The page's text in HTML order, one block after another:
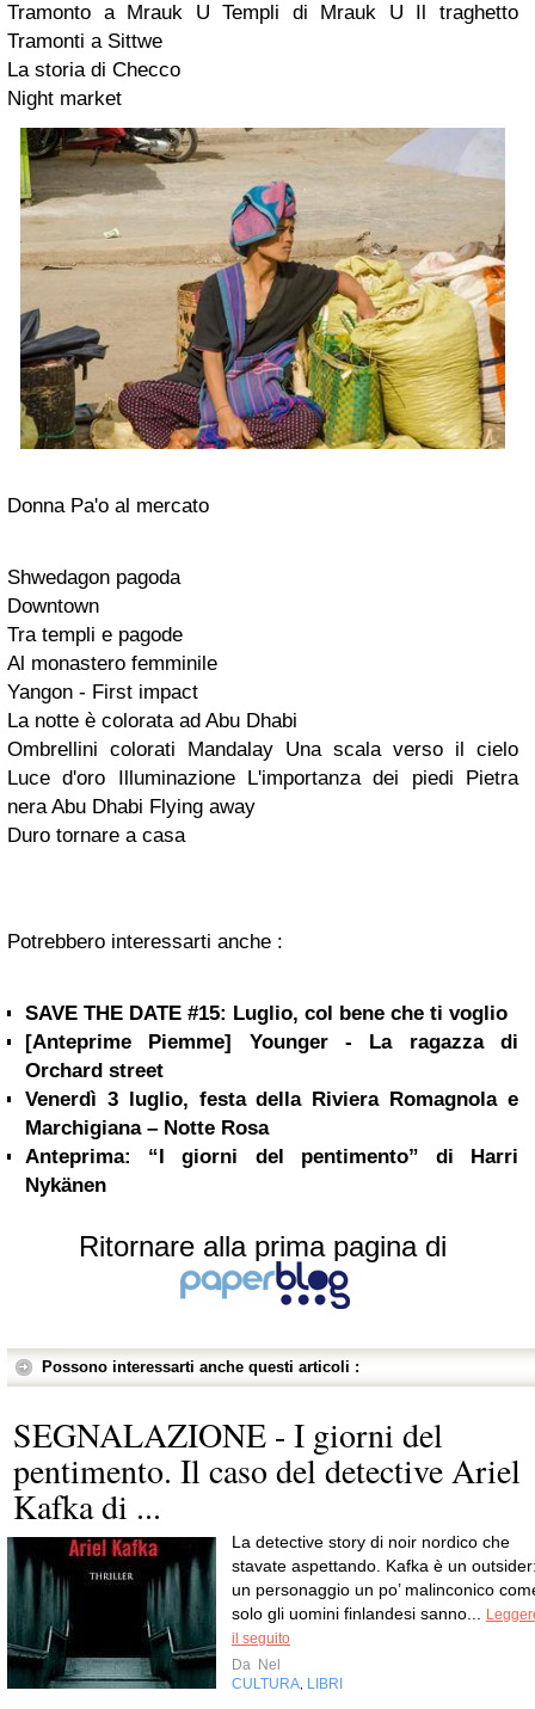
Tramonto a Mrauk U Templi di Mrauk U Il traghetto
Tramonti a Sittwe
La storia di Checco
Night market
Donna Pa'o al mercato
Shwedagon pagoda
Downtown
Tra templi e pagode
Al monastero femminile
Yangon - First impact
La notte è colorata ad Abu Dhabi
Ombrellini colorati Mandalay Una scala verso il cielo
Luce d'oro Illuminazione L'importanza dei piedi Pietra
nera Abu Dhabi Flying away
Duro tornare a casa
Potrebbero interessarti anche :
SAVE THE DATE #15: Luglio, col bene che ti voglio
[Anteprime Piemme] Younger - La ragazza di
Orchard street
Venerdì 3 luglio, festa della Riviera Romagnola e
Marchigiana – Notte Rosa
Anteprima: “I giorni del pentimento” di Harri
Nykänen
Ritornare alla prima pagina di
Possono interessarti anche questi articoli :
SEGNALAZIONE - I giorni del
pentimento. Il caso del detective Ariel
Kafka di ...
La detective story di noir nordico che
stavate aspettando. Kafka è un
un personaggio un po’ malinconico
solo gli uomini finlandesi sanno...
il seguito
Da Nel
CULTURA LIBRI